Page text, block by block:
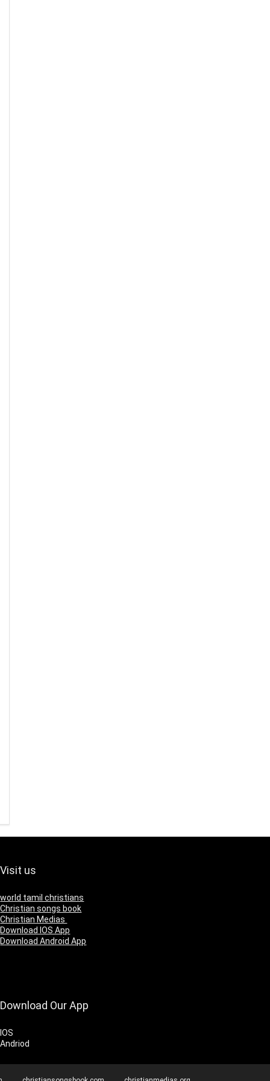
Visit us
world tamil christians
Christian songs book
Christian Medias
Download IOS App
Download Android App
Download Our App
IOS
Andriod